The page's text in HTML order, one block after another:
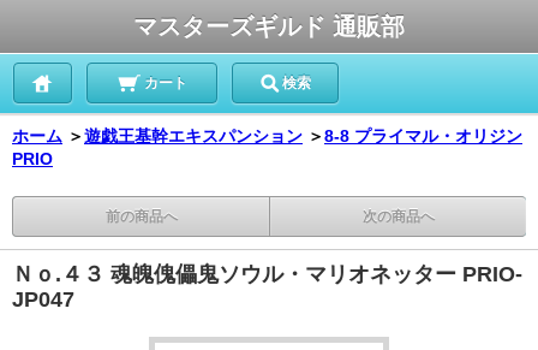
マスターズギルド 通販部
カート 検索
ホーム ＞遊戯王基幹エキスパンション ＞8-8 プライマル・オリジン
PRIO
前の商品へ 次の商品へ
Ｎｏ.４３ 魂魄傀儡鬼ソウル・マリオネッター PRIO-
JP047